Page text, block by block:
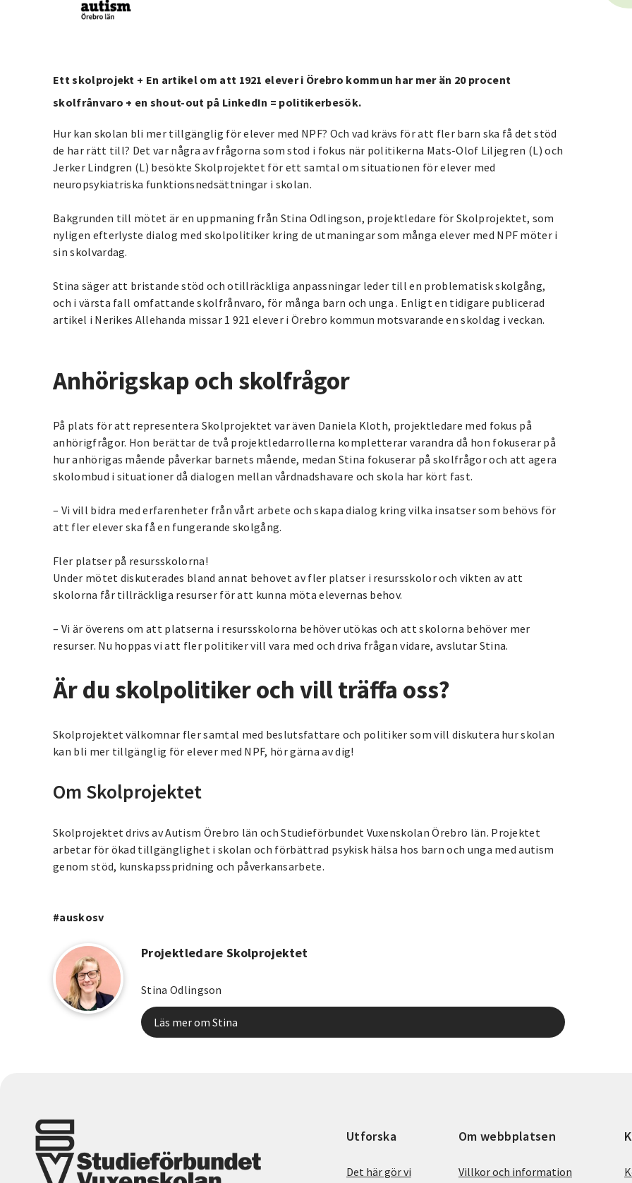
Ett skolprojekt + En artikel om att 1921 elever i Örebro kommun har mer än 20 procent
skolfrånvaro + en shout-out på LinkedIn = politikerbesök.
Hur kan skolan bli mer tillgänglig för elever med NPF? Och vad krävs för att fler barn ska få det stöd
de har rätt till? Det var några av frågorna som stod i fokus när politikerna Mats-Olof Liljegren (L) och
Jerker Lindgren (L) besökte Skolprojektet för ett samtal om situationen för elever med
neuropsykiatriska funktionsnedsättningar i skolan.
Bakgrunden till mötet är en uppmaning från Stina Odlingson, projektledare för Skolprojektet, som
nyligen efterlyste dialog med skolpolitiker kring de utmaningar som många elever med NPF möter i
sin skolvardag.
Stina säger att bristande stöd och otillräckliga anpassningar leder till en problematisk skolgång,
och i värsta fall omfattande skolfrånvaro, för många barn och unga . Enligt en tidigare publicerad
artikel i Nerikes Allehanda missar 1 921 elever i Örebro kommun motsvarande en skoldag i veckan.
Anhörigskap och skolfrågor
På plats för att representera Skolprojektet var även Daniela Kloth, projektledare med fokus på
anhörigfrågor. Hon berättar de två projektledarrollerna kompletterar varandra då hon fokuserar på
hur anhörigas mående påverkar barnets mående, medan Stina fokuserar på skolfrågor och att agera
skolombud i situationer då dialogen mellan vårdnadshavare och skola har kört fast.
– Vi vill bidra med erfarenheter från vårt arbete och skapa dialog kring vilka insatser som behövs för
att fler elever ska få en fungerande skolgång.
Fler platser på resursskolorna!
Under mötet diskuterades bland annat behovet av fler platser i resursskolor och vikten av att
skolorna får tillräckliga resurser för att kunna möta elevernas behov.
– Vi är överens om att platserna i resursskolorna behöver utökas och att skolorna behöver mer
resurser. Nu hoppas vi att fler politiker vill vara med och driva frågan vidare, avslutar Stina.
Är du skolpolitiker och vill träffa oss?
Skolprojektet välkomnar fler samtal med beslutsfattare och politiker som vill diskutera hur skolan
kan bli mer tillgänglig för elever med NPF, hör gärna av dig!
Om Skolprojektet
Skolprojektet drivs av Autism Örebro län och Studieförbundet Vuxenskolan Örebro län. Projektet
arbetar för ökad tillgänglighet i skolan och förbättrad psykisk hälsa hos barn och unga med autism
genom stöd, kunskapsspridning och påverkansarbete.
#auskosv
Projektledare Skolprojektet
Stina Odlingson
Läs mer om Stina
Utforska
Det här gör vi
Om webbplatsen
Villkor och information